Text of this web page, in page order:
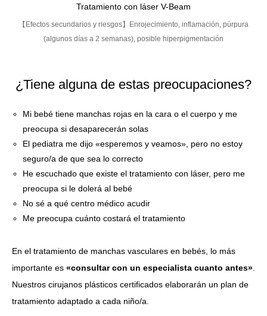
Tratamiento con láser V-Beam
【Efectos secundarios y riesgos】Enrojecimiento, inflamación, púrpura
(algunos días a 2 semanas), posible hiperpigmentación
¿Tiene alguna de estas preocupaciones?
Mi bebé tiene manchas rojas en la cara o el cuerpo y me
preocupa si desaparecerán solas
El pediatra me dijo «esperemos y veamos», pero no estoy
seguro/a de que sea lo correcto
He escuchado que existe el tratamiento con láser, pero me
preocupa si le dolerá al bebé
No sé a qué centro médico acudir
Me preocupa cuánto costará el tratamiento
En el tratamiento de manchas vasculares en bebés, lo más
importante es «consultar con un especialista cuanto antes»
Nuestros cirujanos plásticos certificados elaborarán un plan de
tratamiento adaptado a cada niño/a.